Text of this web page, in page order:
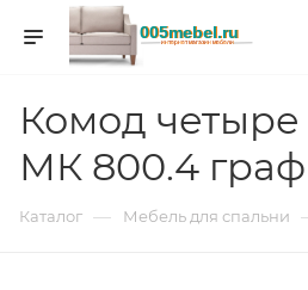
Комод
МК 800.4
Каталог — Мебель для спальни